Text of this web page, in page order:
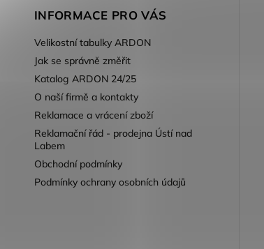
INFORMACE PRO VÁS
Velikostní tabulky ARDON
Jak se správně změřit
Katalog ARDON 24/25
O naší firmě a kontakty
Reklamace a vrácení zboží
Reklamační řád - prodejna Ústí nad
Labem
Obchodní podmínky
Podmínky ochrany osobních údajů